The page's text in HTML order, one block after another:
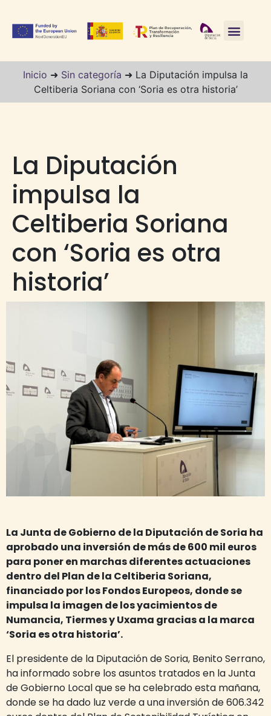
Inicio ➜ Sin categoría ➜ La Diputación impulsa la
Celtiberia Soriana con ‘Soria es otra historia’
La Diputación
impulsa la
Celtiberia Soriana
con ‘Soria es otra
historia’
La Junta de Gobierno de la Diputación de Soria ha
aprobado una inversión de más de 600 mil euros
para poner en marchas diferentes actuaciones
dentro del Plan de la Celtiberia Soriana,
financiado por los Fondos Europeos, donde se
impulsa la imagen de los yacimientos de
Numancia, Tiermes y Uxama gracias a la marca
‘Soria es otra historia’.
El presidente de la Diputación de Soria, Benito Serrano,
ha informado sobre los asuntos tratados en la Junta
de Gobierno Local que se ha celebrado esta mañana,
donde se ha dado luz verde a una inversión de 606.342